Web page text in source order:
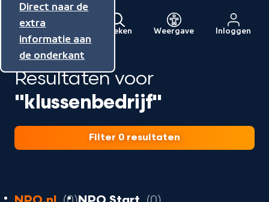
Direct naar de
inhoud
Direct naar de
hoofdnavigatie
Direct naar de
extra
informatie aan
de onderkant
Menu
Naar
de
beginpagina
van
NPO
Zoeken Weergave Inloggen
Resultaten voor
"klussenbedrijf"
Filter 0 resultaten
0